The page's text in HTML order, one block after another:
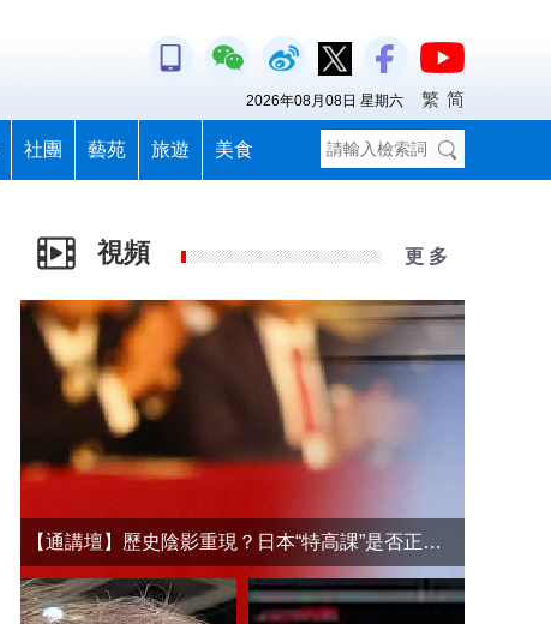
社團 藝苑 旅遊 美食
2026年08月08日 星期六 繁 简
視頻 更 多
【通講壇】歷史陰影重現？日本“特高課”是否正在借殼還魂